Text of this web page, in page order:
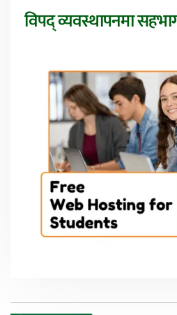
विपद् व्यवस्थापनमा